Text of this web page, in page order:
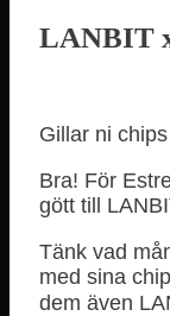
LANBIT
Gillar ni
Bra! För
gött till
Tänk vad
med sina
dem även